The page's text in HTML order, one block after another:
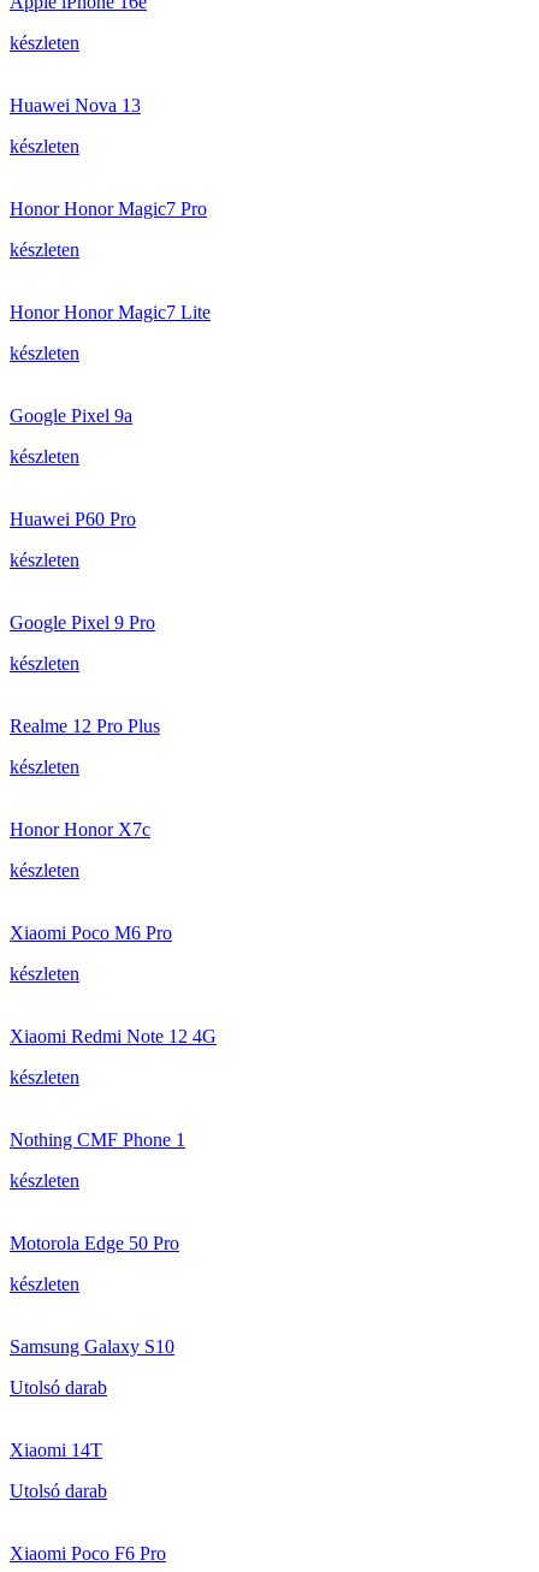
készleten
Huawei Nova 13
készleten
Honor Honor Magic7 Pro
készleten
Honor Honor Magic7 Lite
készleten
Google Pixel 9a
készleten
Huawei P60 Pro
készleten
Google Pixel 9 Pro
készleten
Realme 12 Pro Plus
készleten
Honor Honor X7c
készleten
Xiaomi Poco M6 Pro
készleten
Xiaomi Redmi Note 12 4G
készleten
Nothing CMF Phone 1
készleten
Motorola Edge 50 Pro
készleten
Samsung Galaxy S10
Utolsó darab
Xiaomi 14T
Utolsó darab
Xiaomi Poco F6 Pro